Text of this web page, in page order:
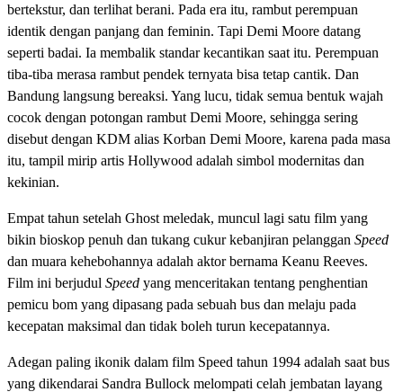
bertekstur, dan terlihat berani. Pada era itu, rambut perempuan
identik dengan panjang dan feminin. Tapi Demi Moore datang
seperti badai. Ia membalik standar kecantikan saat itu. Perempuan
tiba-tiba merasa rambut pendek ternyata bisa tetap cantik. Dan
Bandung langsung bereaksi. Yang lucu, tidak semua bentuk wajah
cocok dengan potongan rambut Demi Moore, sehingga sering
disebut dengan KDM alias Korban Demi Moore, karena pada masa
itu, tampil mirip artis Hollywood adalah simbol modernitas dan
kekinian.
Empat tahun setelah Ghost meledak, muncul lagi satu film yang
bikin bioskop penuh dan tukang cukur kebanjiran pelanggan Speed
dan muara kehebohannya adalah aktor bernama Keanu Reeves.
Film ini berjudul Speed yang menceritakan tentang penghentian
pemicu bom yang dipasang pada sebuah bus dan melaju pada
kecepatan maksimal dan tidak boleh turun kecepatannya.
Adegan paling ikonik dalam film Speed tahun 1994 adalah saat bus
yang dikendarai Sandra Bullock melompati celah jembatan layang